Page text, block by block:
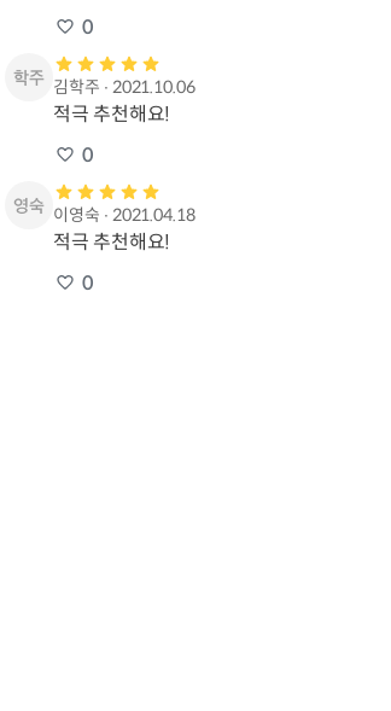
0
김학주 ∙ 2021.10.06
적극 추천해요!
0
이영숙 ∙ 2021.04.18
적극 추천해요!
0